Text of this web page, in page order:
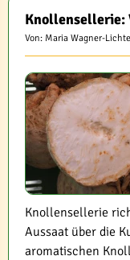
Knollensellerie:
Von: Maria Wagner-
Knollensellerie
Aussaat über die
aromatischen